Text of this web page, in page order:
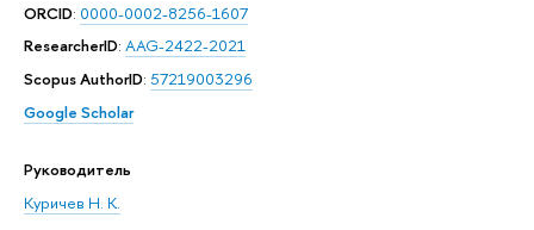
ORCID: 0000-0002-8256-1607
ResearcherID: AAG-2422-2021
Scopus AuthorID: 57219003296
Google Scholar
Руководитель
Куричев Н. К.